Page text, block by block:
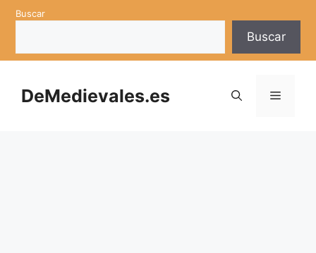
SaltarBuscar
Buscar
DeMedievales.es Menú